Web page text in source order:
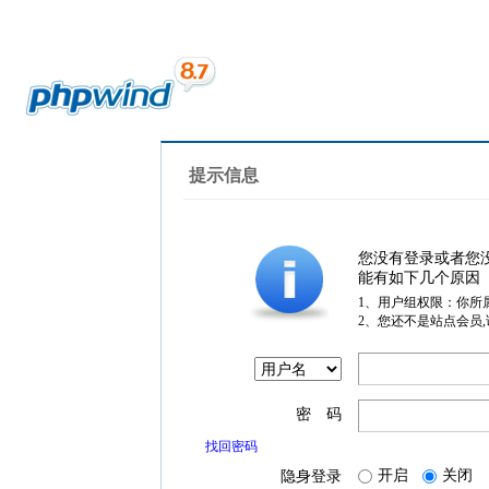
提示信息
您没有登录或者您
能有如下几个原因
1、用户组权限：你所
2、您还不是站点会员
密 码
找回密码
隐身登录 开启 关闭